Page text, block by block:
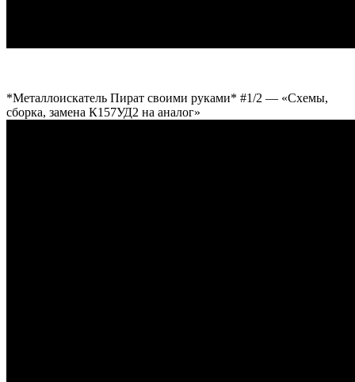
*Металлоискатель Пират своими руками* #1/2 — «Схемы,
сборка, замена К157УД2 на аналог»